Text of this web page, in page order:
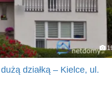
działką – Kielce, ul.